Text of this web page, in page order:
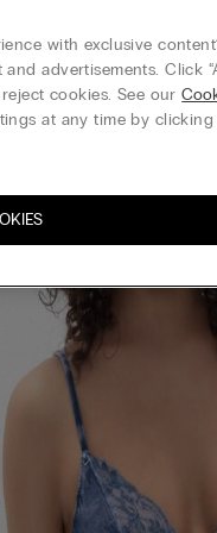
with exclusive
advertisements. Click
cookies. See our
at any time by clicking